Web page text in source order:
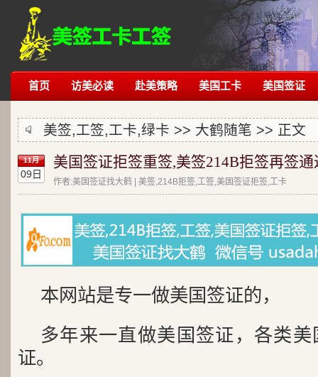
首页 访美必读 赴美策略 美国工卡 美国签证
美签,工签,工卡,绿卡 >> 大鹤随笔 >> 正文
11月
09日
美国签证拒签重签,美签214B拒签再签通
作者:美国签证找大鹤 | 美签,214B拒签,工签,美国签证拒签,工卡
本网站是专一做美国签证的，
多年来一直做美国签证，各类
证。